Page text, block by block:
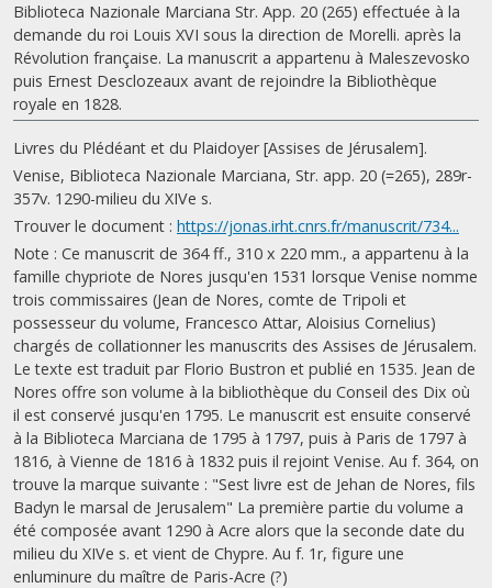
Biblioteca Nazionale Marciana Str. App. 20 (265) effectuée à la
demande du roi Louis XVI sous la direction de Morelli. après la
Révolution française. La manuscrit a appartenu à Maleszevosko
puis Ernest Desclozeaux avant de rejoindre la Bibliothèque
royale en 1828.
Livres du Plédéant et du Plaidoyer [Assises de Jérusalem].
Venise, Biblioteca Nazionale Marciana, Str. app. 20 (=265), 289r-
357v. 1290-milieu du XIVe s.
Trouver le document : https://jonas.irht.cnrs.fr/manuscrit/734...
Note : Ce manuscrit de 364 ff., 310 x 220 mm., a appartenu à la
famille chypriote de Nores jusqu'en 1531 lorsque Venise nomme
trois commissaires (Jean de Nores, comte de Tripoli et
possesseur du volume, Francesco Attar, Aloisius Cornelius)
chargés de collationner les manuscrits des Assises de Jérusalem.
Le texte est traduit par Florio Bustron et publié en 1535. Jean de
Nores offre son volume à la bibliothèque du Conseil des Dix où
il est conservé jusqu'en 1795. Le manuscrit est ensuite conservé
à la Biblioteca Marciana de 1795 à 1797, puis à Paris de 1797 à
1816, à Vienne de 1816 à 1832 puis il rejoint Venise. Au f. 364, on
trouve la marque suivante : "Sest livre est de Jehan de Nores, fils
Badyn le marsal de Jerusalem" La première partie du volume a
été composée avant 1290 à Acre alors que la seconde date du
milieu du XIVe s. et vient de Chypre. Au f. 1r, figure une
enluminure du maître de Paris-Acre (?)